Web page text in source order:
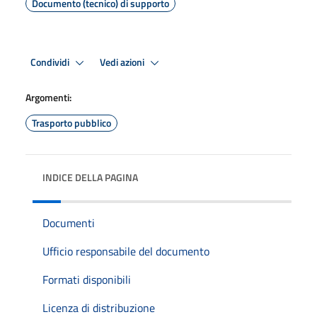
Documento (tecnico) di supporto
Condividi Vedi azioni
Argomenti:
Trasporto pubblico
INDICE DELLA PAGINA
Documenti
Ufficio responsabile del documento
Formati disponibili
Licenza di distribuzione